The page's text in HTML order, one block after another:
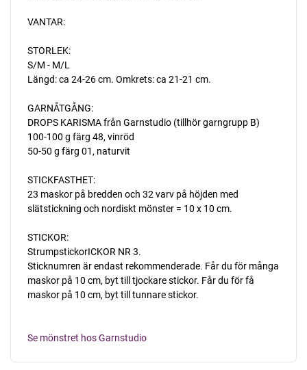
VANTAR:
STORLEK:
S/M - M/L
Längd: ca 24-26 cm. Omkrets: ca 21-21 cm.
GARNÅTGÅNG:
DROPS KARISMA från Garnstudio (tillhör garngrupp B)
100-100 g färg 48, vinröd
50-50 g färg 01, naturvit
STICKFASTHET:
23 maskor på bredden och 32 varv på höjden med
slätstickning och nordiskt mönster = 10 x 10 cm.
STICKOR:
StrumpstickorICKOR NR 3.
Sticknumren är endast rekommenderade. Får du för många
maskor på 10 cm, byt till tjockare stickor. Får du för få
maskor på 10 cm, byt till tunnare stickor.
Se mönstret hos Garnstudio